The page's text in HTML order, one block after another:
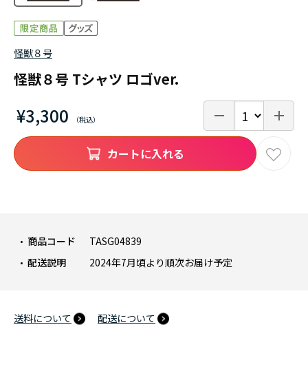
怪獣８号
怪獣８号 Tシャツ ロゴver.
¥3,300
商品コード
TASG04839
配送説明
2024年7月頃より順次お届け予定
送料について 配送について
カートに入れる